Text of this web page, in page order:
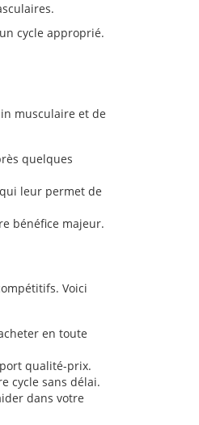
cycle approprié.
musculaire et de
quelques
leur permet de
bénéfice majeur.
Voici
en toute
qualité-prix.
cycle sans délai.
dans votre